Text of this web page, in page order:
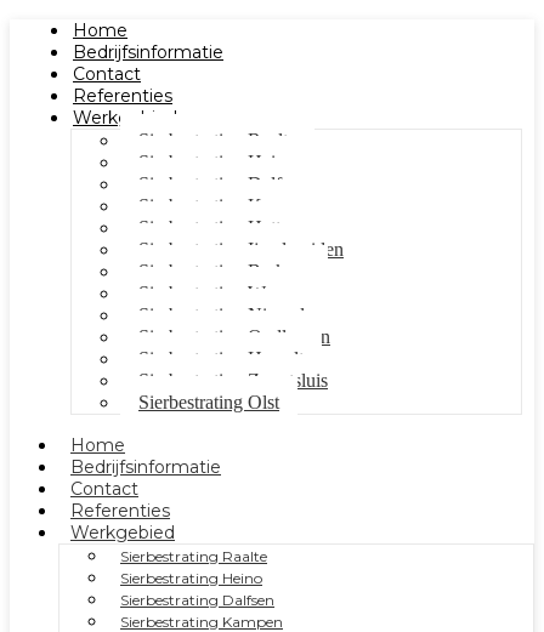
Home
Bedrijfsinformatie
Contact
Referenties
Werkgebied
Sierbestrating Raalte
Sierbestrating Heino
Sierbestrating Dalfsen
Sierbestrating Kampen
Sierbestrating Hattem
Sierbestrating Ijsselmuiden
Sierbestrating Berkum
Sierbestrating Wezep
Sierbestrating Nieuwleusen
Sierbestrating Oudleusen
Sierbestrating Hasselt
Sierbestrating Zwartsluis
Sierbestrating Olst
Home
Bedrijfsinformatie
Contact
Referenties
Werkgebied
Sierbestrating Raalte
Sierbestrating Heino
Sierbestrating Dalfsen
Sierbestrating Kampen